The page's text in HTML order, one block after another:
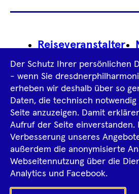
Reiseveranstalter
Intern
Tiktok
Der Schutz Ihrer persönlichen
- wenn Sie
erheben wir deshalb über so
Daten, die technisch
Seite anzuzeigen. Damit
Aufruf der Seite einverstanden.
Verbesserung unseres
außerdem die anonymisierte
Webseitennutzung über die
Analytics und Facebook.